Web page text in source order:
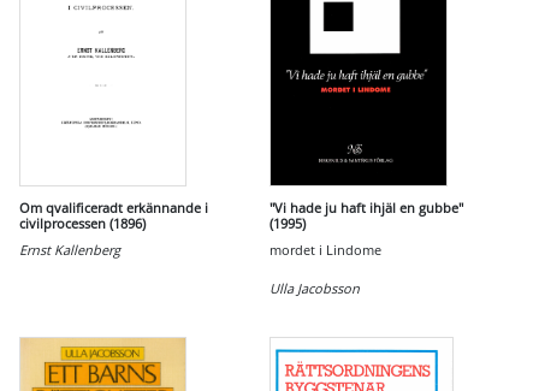
Om qvalificeradt erkännande i
civilprocessen (1896)
Ernst Kallenberg
"Vi hade ju haft ihjäl en gubbe"
(1995)
mordet i Lindome
Ulla Jacobsson